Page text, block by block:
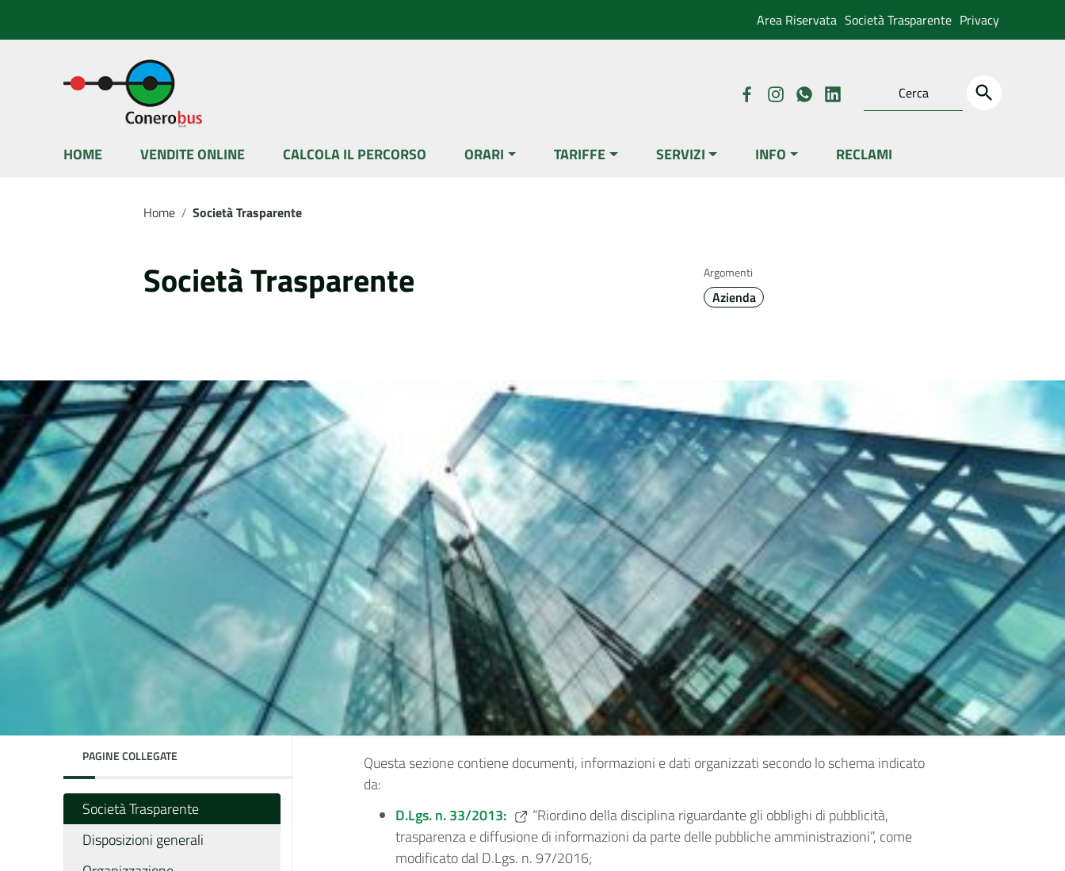
Area Riservata Società Trasparente Privacy
HOME VENDITE ONLINE CALCOLA IL PERCORSO ORARI TARIFFE SERVIZI INFO RECLAMI
Home / Società Trasparente
Società Trasparente Argomenti
Azienda
PAGINE COLLEGATE
Società Trasparente
Disposizioni generali
Questa sezione contiene documenti, informazioni e dati organizzati secondo lo schema indicato
da:
D.Lgs. n. 33/2013:
“Riordino della disciplina riguardante gli obblighi di pubblicità,
trasparenza e diffusione di informazioni da parte delle pubbliche amministrazioni”, come
modificato dal D.Lgs. n. 97/2016;